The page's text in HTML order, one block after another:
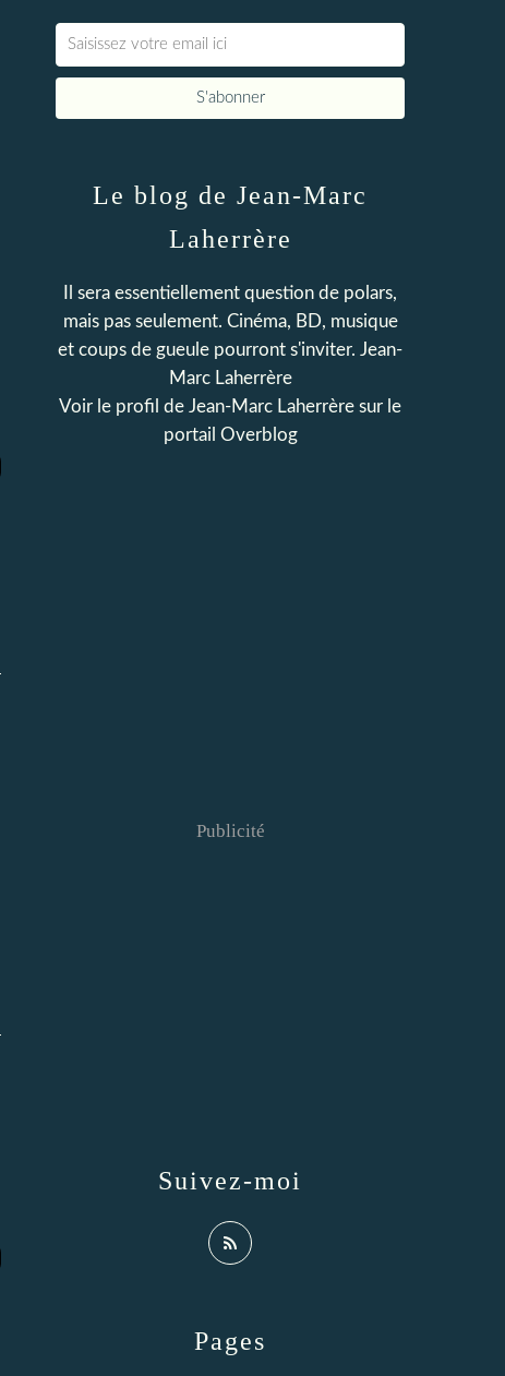
Pages
Le blog de Jean-Marc
Laherrère
Il sera essentiellement question de polars,
mais pas seulement. Cinéma, BD, musique
et coups de gueule pourront s'inviter. Jean-
Marc Laherrère
Voir le profil de Jean-Marc Laherrère sur le
portail Overblog
Suivez-moi
Publicité